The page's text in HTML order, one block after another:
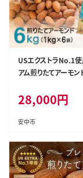
USエクストラNo.1使
アム煎りたてアーモ
ド 無添加 ドライロー
ォルニア堅果 産地直
添加物不使用 植物油
蓄食 おつまみ おやつ
るさと納税ナッツ 業務用
ット 群馬県 安中市
28,000円
安中市